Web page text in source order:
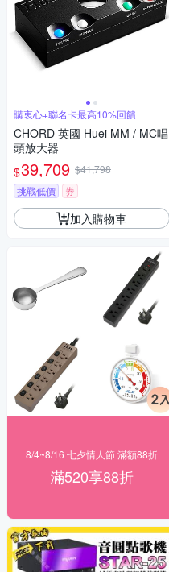
購衷心+聯名卡最高10%回饋
CHORD 英國 Huei MM / MC唱
頭放大器
$39,709 $41,798
挑戰低價
券
加入購物車
8/4~8/16 七夕情人節 滿額88折
滿520享88折